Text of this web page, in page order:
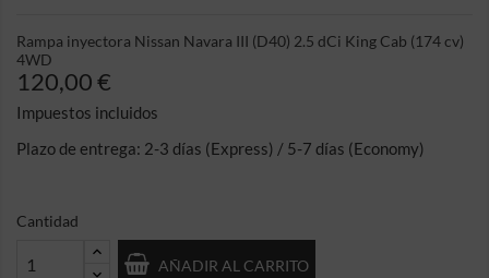
Rampa inyectora Nissan Navara III (D40) 2.5 dCi King Cab (174 cv)
4WD
120,00 €
Impuestos incluidos
Plazo de entrega: 2-3 días (Express) / 5-7 días (Economy)
Cantidad
AÑADIR AL CARRITO